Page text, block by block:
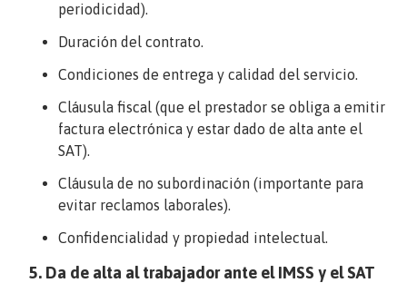
periodicidad).
Duración del contrato.
Condiciones de entrega y calidad del servicio.
Cláusula fiscal (que el prestador se obliga a emitir
factura electrónica y estar dado de alta ante el
SAT).
Cláusula de no subordinación (importante para
evitar reclamos laborales).
Confidencialidad y propiedad intelectual.
5. Da de alta al trabajador ante el IMSS y el SAT